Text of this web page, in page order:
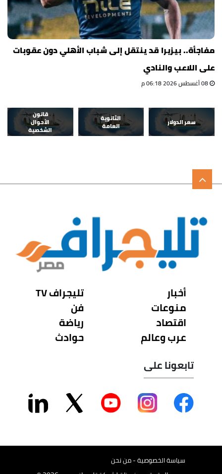
مفاجأة.. بيزيرا قد ينتقل إلى شباب الأهلي دون عقوبات
على اللاعب والنادي
سعر الدولار
الثانوية
العامة
قانون
الأحوال
الشخصية
أخبار
منوعات
اقتصاد
عرب وعالم
تليجراف TV
فن
رياضة
حوادث
تابعونا على
سياسة الخصوصية - من نحن